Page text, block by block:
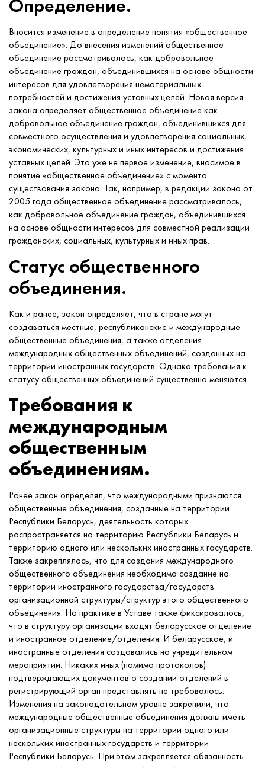
Определение.
Вносится изменение в определение понятия «общественное
объединение». До внесения изменений общественное
объединение рассматривалось, как добровольное
объединение граждан, объединившихся на основе общности
интересов для удовлетворения нематериальных
потребностей и достижения уставных целей. Новая версия
закона определяет общественное объединение как
добровольное объединение граждан, объединившихся для
совместного осуществления и удовлетворения социальных,
экономических, культурных и иных интересов и достижения
уставных целей. Это уже не первое изменение, вносимое в
понятие «общественное объединение» с момента
существования закона. Так, например, в редакции закона от
2005 года общественное объединение рассматривалось,
как добровольное объединение граждан, объединившихся
на основе общности интересов для совместной реализации
гражданских, социальных, культурных и иных прав.
Статус общественного
объединения.
Как и ранее, закон определяет, что в стране могут
создаваться местные, республиканские и международные
общественные объединения, а также отделения
международных общественных объединений, созданных на
территории иностранных государств. Однако требования к
статусу общественных объединений существенно меняются.
Требования к
международным
общественным
объединениям.
Ранее закон определял, что международными признаются
общественные объединения, созданные на территории
Республики Беларусь, деятельность которых
распространяется на территорию Республики Беларусь и
территорию одного или нескольких иностранных государств.
Также закреплялось, что для создания международного
общественного объединения необходимо создание на
территории иностранного государства/государств
организационной структуры/структур этого общественного
объединения. На практике в Уставе также фиксировалось,
что в структуру организации входят беларусское отделение
и иностранное отделение/отделения. И беларусское, и
иностранные отделения создавались на учредительном
мероприятии. Никаких иных (помимо протоколов)
подтверждающих документов о создании отделений в
регистрирующий орган представлять не требовалось.
Изменения на законодательном уровне закрепили, что
международные общественные объединения должны иметь
организационные структуры на территории одного или
нескольких иностранных государств и территории
Республики Беларусь. При этом закрепляется обязанность